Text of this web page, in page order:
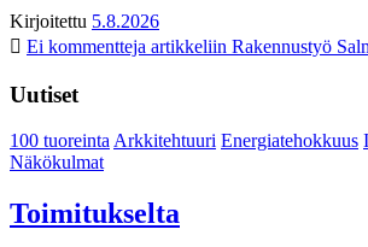
Kirjoitettu 5.8.2026
Ei kommentteja artikkeliin Rakennustyö
Uutiset
100 tuoreintaArkkitehtuuri Energiatehokkuus
Näkökulmat
Toimitukselta